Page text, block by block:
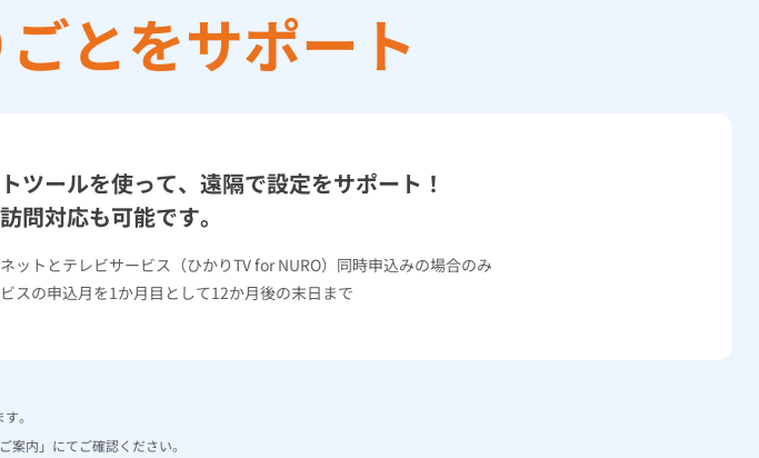
とをサポート
ツールを使って、 遠隔で設定をサポート！
問対応も可能です。
ットとテレビサービス（ひかりTV for NURO）同時申込みの場合のみ
スの申込月を1か月目として12か月後の末日まで
。
内」にてご確認ください。